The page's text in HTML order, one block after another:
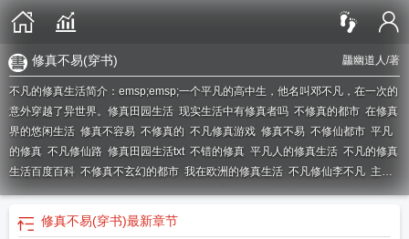
龘幽道人/著
修真不易(穿书)
不凡的修真生活简介：emsp;emsp;一个平凡的高中生，他名叫邓不凡，在一次的
意外穿越了异世界。 修真田园生活 现实生活中有修真者吗 不修真的都市 在修真
界的悠闲生活 修真不容易 不修真的 不凡修真游戏 修真不易 不修仙都市 平凡
的修真 不凡修仙路 修真田园生活txt 不错的修真 平凡人的修真生活 不凡的修真
生活百度百科 不修真不玄幻的都市 我在欧洲的修真生活 不凡修仙李不凡 主角
叫不凡的都市修真张小山的修真生活不平凡的修仙一段修真生活不yy的修
修真不易(穿书) 不凡 凡人修仙
市 学霸的修真生活 不一样的修仙修为不减反增
修真不易(穿书)最新章节